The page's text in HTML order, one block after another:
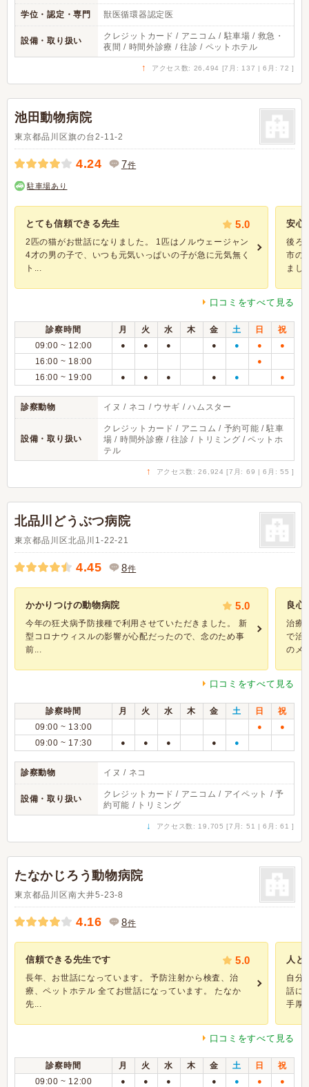
学位・認定・専門 獣医循環器認定医
設備・取り扱い
クレジットカード / アニコム / 駐車場 / 救急・
夜間 / 時間外診療 / 往診 / ペットホテル
↑ アクセス数: 26,494 [7月: 137 | 6月: 72 ]
池田動物病院
東京都品川区旗の台2-11-2
4.24 7件
駐車場あり
とても信頼できる先生 5.0
2匹の猫がお世話になりました。 1匹はノルウェージャン
4才の男の子で、いつも元気いっぱいの子が急に元気無く
ト...
安心
後ろ
市の
まし
口コミをすべて見る
診察時間 月 火 水 木 金 土 日
祝
09:00 ~ 12:00
● ● ● ● ● ● ●
16:00 ~ 18:00 ●
16:00 ~ 19:00 ● ● ● ● ● ●
診察動物 イヌ / ネコ / ウサギ / ハムスター
設備・取り扱い
クレジットカード / アニコム / 予約可能 / 駐車
場 / 時間外診療 / 往診 / トリミング / ペットホ
テル
↑ アクセス数: 26,924 [7月: 69 | 6月: 55 ]
北品川どうぶつ病院
東京都品川区北品川1-22-21
4.45 8件
かかりつけの動物病院 5.0
今年の狂犬病予防接種で利用させていただきました。 新
型コロナウィスルの影響が心配だったので、念のため事
前...
良心
治療
で治
のメ
口コミをすべて見る
診察時間 月 火 水 木 金 土 日
祝
09:00 ~ 13:00
● ●
09:00 ~ 17:30 ● ● ● ● ●
診察動物 イヌ / ネコ
設備・取り扱い
クレジットカード / アニコム / アイペット / 予
約可能 / トリミング
↓ アクセス数: 19,705 [7月: 51 | 6月: 61 ]
たなかじろう動物病院
東京都品川区南大井5-23-8
4.16 8件
信頼できる先生です 5.0
長年、お世話になっています。 予防注射から検査、治
療、ペットホテル 全てお世話になっています。 たなか
先...
人と
自分
話に
手厚
口コミをすべて見る
診察時間 月 火 水 木 金 土 日
祝
09:00 ~ 12:00
● ● ● ● ● ● ●